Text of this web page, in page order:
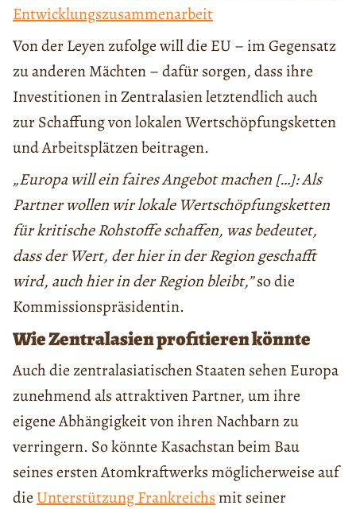
Entwicklungszusammenarbeit
Von der Leyen zufolge will die EU – im Gegensatz
zu anderen Mächten – dafür sorgen, dass ihre
Investitionen in Zentralasien letztendlich auch
zur Schaffung von lokalen Wertschöpfungsketten
und Arbeitsplätzen beitragen.
„Europa will ein faires Angebot machen […]: Als
Partner wollen wir lokale Wertschöpfungsketten
für kritische Rohstoffe schaffen, was bedeutet,
dass der Wert, der hier in der Region geschafft
wird, auch hier in der Region bleibt,”so die
Kommissionspräsidentin.
Wie Zentralasien profitieren könnte
Auch die zentralasiatischen Staaten sehen Europa
zunehmend als attraktiven Partner, um ihre
eigene Abhängigkeit von ihren Nachbarn zu
verringern. So könnte Kasachstan beim Bau
seines ersten Atomkraftwerks möglicherweise auf
dieUnterstützung Frankreichsmit seiner